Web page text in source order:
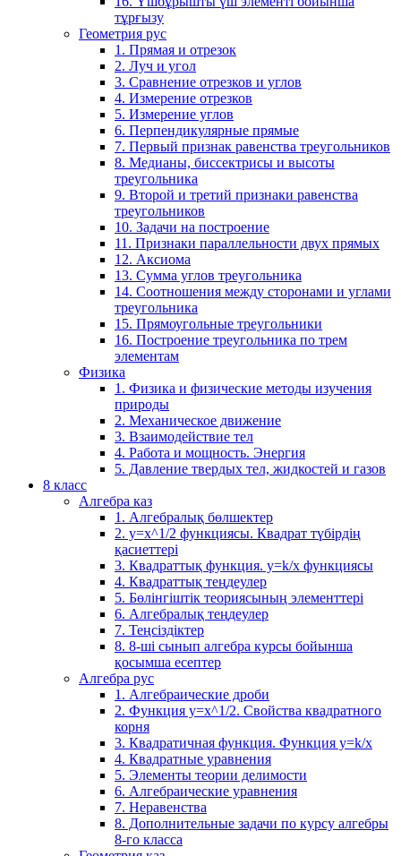
тұрғызу
Геометрия рус
1. Прямая и отрезок
2. Луч и угол
3. Сравнение отрезков и углов
4. Измерение отрезков
5. Измерение углов
6. Перпендикулярные прямые
7. Первый признак равенства треугольников
8. Медианы, биссектрисы и высоты
треугольника
9. Второй и третий признаки равенства
треугольников
10. Задачи на построение
11. Признаки параллельности двух прямых
12. Аксиома
13. Сумма углов треугольника
14. Соотношения между сторонами и углами
треугольника
15. Прямоугольные треугольники
16. Построение треугольника по трем
элементам
Физика
1. Физика и физические методы изучения
природы
2. Механическое движение
3. Взаимодействие тел
4. Работа и мощность. Энергия
5. Давление твердых тел, жидкостей и газов
8 класс
Алгебра каз
1. Алгебралық бөлшектер
2. у=х^1/2 функциясы. Квадрат түбірдің
қасиеттері
3. Квадраттық функция. у=k/x функциясы
4. Квадраттық теңдеулер
5. Бөлінгіштік теориясының элементтері
6. Алгебралық теңдеулер
7. Теңсіздіктер
8. 8-ші сынып алгебра курсы бойынша
қосымша есептер
Алгебра рус
1. Алгебраические дроби
2. Функция y=x^1/2. Свойства квадратного
корня
3. Квадратичная функция. Функция у=k/x
4. Квадратные уравнения
5. Элементы теории делимости
6. Алгебраические уравнения
7. Неравенства
8. Дополнительные задачи по курсу алгебры
8-го класса